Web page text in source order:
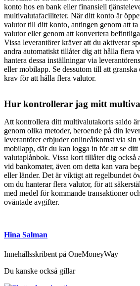
konto hos en bank eller finansiell
multivalutafaciliteter. När ditt konto är
valutor till ditt konto, antingen genom att ta
valutor eller genom att konvertera
Vissa leverantörer kräver att du aktiverar
andra automatiskt tillåter dig att hålla flera
hantera dessa inställningar via
eller mobilapp. Se dessutom till att
krav för att hålla flera valutor.
Hur kontrollerar jag mitt
Att kontrollera ditt multivalutakorts saldo
genom olika metoder, beroende på din
leverantörer erbjuder onlineåtkomst via sin
mobilapp, där du kan logga in för att se
valutaplånbok. Vissa kort tillåter dig också
vid bankomater, även om detta kan vara
eller länder. Det är viktigt att regelbundet
om du hanterar flera valutor, för att
med medel för kommande transaktioner
oväntade avgifter.
Hina Salman
Innehållsskribent på OneMoneyWay
Du kanske också gillar